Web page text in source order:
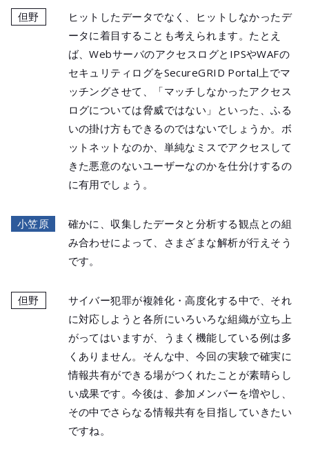
但野
ヒットしたデータでなく、ヒットしなかったデ
ータに着目することも考えられます。たとえ
ば、WebサーバのアクセスログとIPSやWAFの
セキュリティログをSecureGRID Portal上でマ
ッチングさせて、「マッチしなかったアクセス
ログについては脅威ではない」といった、ふる
いの掛け方もできるのではないでしょうか。ボ
ットネットなのか、単純なミスでアクセスして
きた悪意のないユーザーなのかを仕分けするの
に有用でしょう。
小笠原
確かに、収集したデータと分析する観点との組
み合わせによって、さまざまな解析が行えそう
です。
但野
サイバー犯罪が複雑化・高度化する中で、それ
に対応しようと各所にいろいろな組織が立ち上
がってはいますが、うまく機能している例は多
くありません。そんな中、今回の実験で確実に
情報共有ができる場がつくれたことが素晴らし
い成果です。今後は、参加メンバーを増やし、
その中でさらなる情報共有を目指していきたい
ですね。